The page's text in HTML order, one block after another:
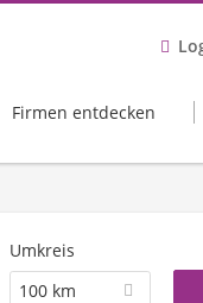
Firmen entdecken
Umkreis
100 km